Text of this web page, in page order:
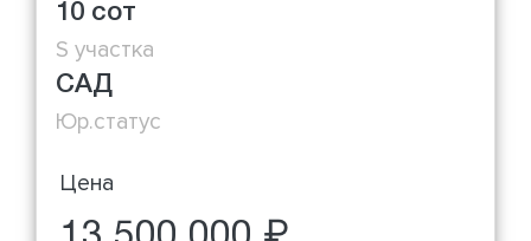
10 сот
S участка
САД
Юр.статус
Цена